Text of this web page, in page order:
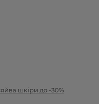
шкіри до -30%